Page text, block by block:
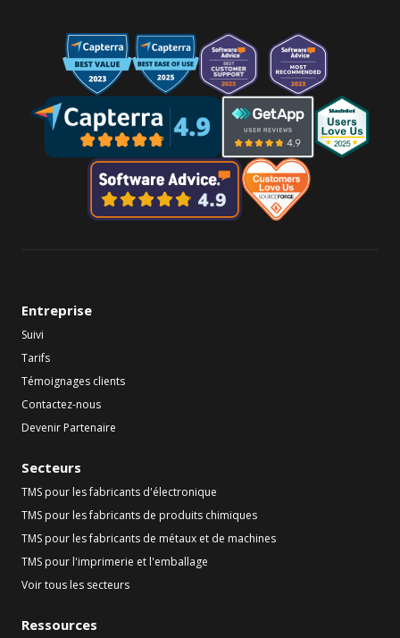
Entreprise
Suivi
Tarifs
Témoignages clients
Contactez-nous
Devenir Partenaire
Secteurs
TMS pour les fabricants d'électronique
TMS pour les fabricants de produits chimiques
TMS pour les fabricants de métaux et de machines
TMS pour l'imprimerie et l'emballage
Voir tous les secteurs
Ressources